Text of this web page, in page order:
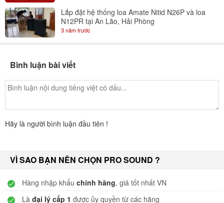
Lắp đặt hệ thống loa Amate Nitid N26P và loa
N12PR tại An Lão, Hải Phòng
3 năm trước
Bình luận bài viết
Hãy là người bình luận đầu tiên !
VÌ SAO BẠN NÊN CHỌN PRO SOUND ?
Hàng nhập khẩu chính hãng, giá tốt nhất VN
Là đại lý cấp 1 được ủy quyền từ các hãng